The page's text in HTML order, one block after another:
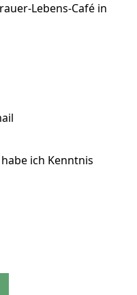
Lebens-Café in
ich Kenntnis